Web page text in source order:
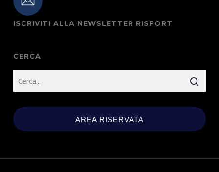
ISCRIVITI ALLA NEWSLETTER RISPORT
CERCA
AREA RISERVATA